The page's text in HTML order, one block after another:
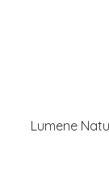
Lumene